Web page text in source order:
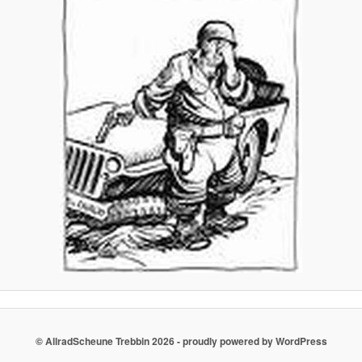
© AllradScheune Trebbin 2026 - proudly powered by WordPress